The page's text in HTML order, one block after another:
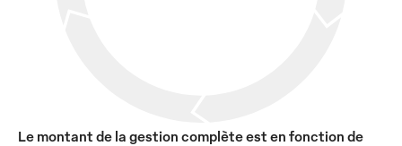
Le montant de la gestion complète est en fonction de